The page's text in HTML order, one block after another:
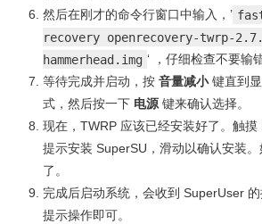
然后在刚才的命令行窗口中输入，’
recovery openrecovery-twrp-
hammerhead.img ‘ ，仔细检查不要输
等待完成并启动，按音量减小键直到
式，然后按一下 电源键来确认选择。
现在，TWRP 应该已经安装好了。触
提示安装 SuperSU，滑动以确认安装
了。
完成后启动系统，会收到 SuperUser
提示操作即可。